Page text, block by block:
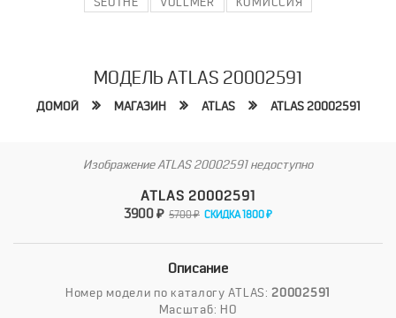
МОДЕЛЬ ATLAS 20002591
ДОМОЙ МАГАЗИН ATLAS ATLAS 20002591
Изображение ATLAS 20002591 недоступно
ATLAS 20002591
3900 ₽ 5700 ₽ СКИДКА 1800 ₽
Описание
Номер модели по каталогу ATLAS:20002591
Масштаб: HO